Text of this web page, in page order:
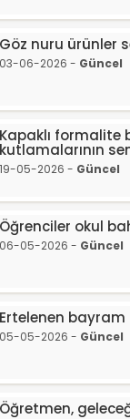
Göz nuru ürünler
03-06-2026 - Güncel
Kapaklı formalite
kutlamalarının
19-05-2026 - Güncel
Öğrenciler okul
06-05-2026 - Güncel
Ertelenen
05-05-2026 - Güncel
Öğretmen,